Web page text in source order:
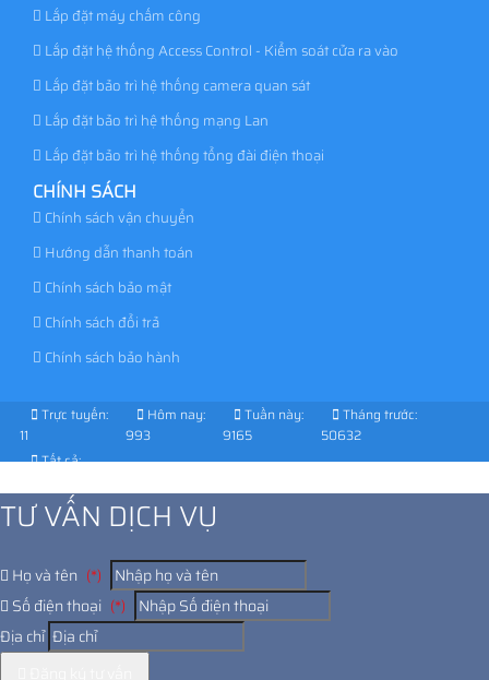
Lắp đặt máy chấm công
Lắp đặt hệ thống Access Control - Kiểm soát cửa ra vào
Lắp đặt bảo trì hệ thống camera quan sát
Lắp đặt bảo trì hệ thống mạng Lan
Lắp đặt bảo trì hệ thống tổng đài điện thoại
CHÍNH SÁCH
Chính sách vận chuyển
Hướng dẫn thanh toán
Chính sách bảo mật
Chính sách đổi trả
Chính sách bảo hành
Trực tuyến:
11
Hôm nay:
993
Tuần này:
9165
Tháng trước:
50632
Tất cả:
TƯ VẤN DỊCH VỤ
Họ và tên (*)
Số điện thoại (*)
Địa chỉ